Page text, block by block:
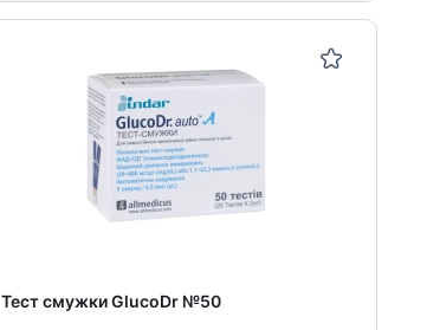
Тест смужки GlucoDr №50